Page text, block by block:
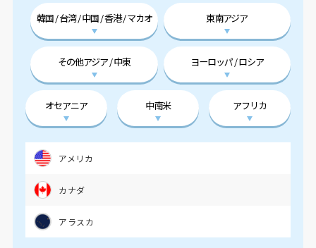
韓国 / 台湾 / 中国 / 香港 / マカオ 東南アジア
その他アジア / 中東 ヨーロッパ / ロシア
オセアニア 中南米 アフリカ
アメリカ
カナダ
アラスカ